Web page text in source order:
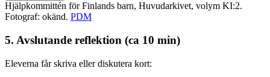
Hjälpkommittén för Finlands barn, Huvudarkivet, volym KI:2.
Fotograf: okänd. PDM
5. Avslutande reflektion (ca 10 min)
Eleverna får skriva eller diskutera kort: